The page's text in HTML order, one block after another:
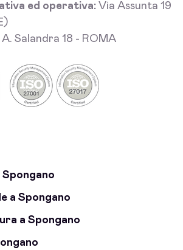
ed operativa: Via Assunta 19
Salandra 18 - ROMA
a Spongano
a Spongano